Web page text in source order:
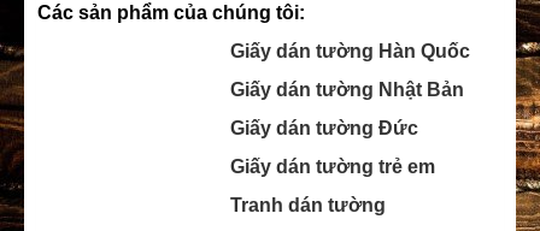
Các sản phẩm của chúng tôi:
Giấy dán tường Hàn Quốc
Giấy dán tường Nhật Bản
Giấy dán tường Đức
Giấy dán tường trẻ em
Tranh dán tường